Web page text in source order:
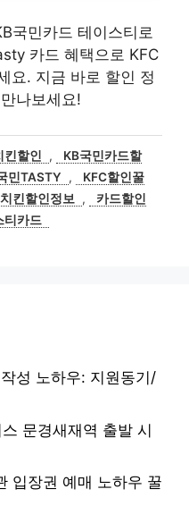
국민카드 테이스티로
카드 혜택으로 KFC
요. 지금 바로 할인 정
나보세요!
할인 ,
KB국민카드할
민TASTY ,
KFC할인꿀
치킨할인정보 ,
카드할인
티카드
성 노하우: 지원동기/
문경새재역 출발 시
입장권 예매 노하우 꿀